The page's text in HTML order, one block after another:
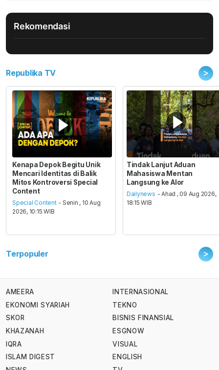
Rekomendasi
Republika TV >
Kenapa Depok Begitu Unik
Mencari Identitas di Balik
Mitos Kontroversi Special
Content
Special Content - Senin , 10 Aug
2026, 10:15 WIB
Tindak Lanjut Aduan
Mahasiswa Mentan
Langsung ke Alor
Dailynews - Ahad , 09 Aug 2026,
18:15 WIB
Terpopuler >
AMEERA
EKONOMI SYARIAH
SKOR
KHAZANAH
IQRA
ISLAM DIGEST
INTERNASIONAL
TEKNO
BISNIS FINANSIAL
ESGNOW
VISUAL
ENGLISH